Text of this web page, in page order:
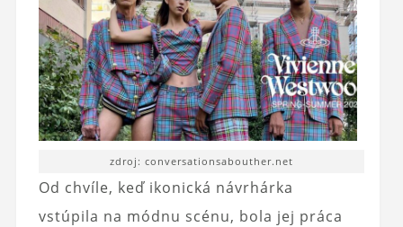
zdroj: conversationsabouther.net
Od chvíle, keď ikonická návrhárka
vstúpila na módnu scénu, bola jej práca